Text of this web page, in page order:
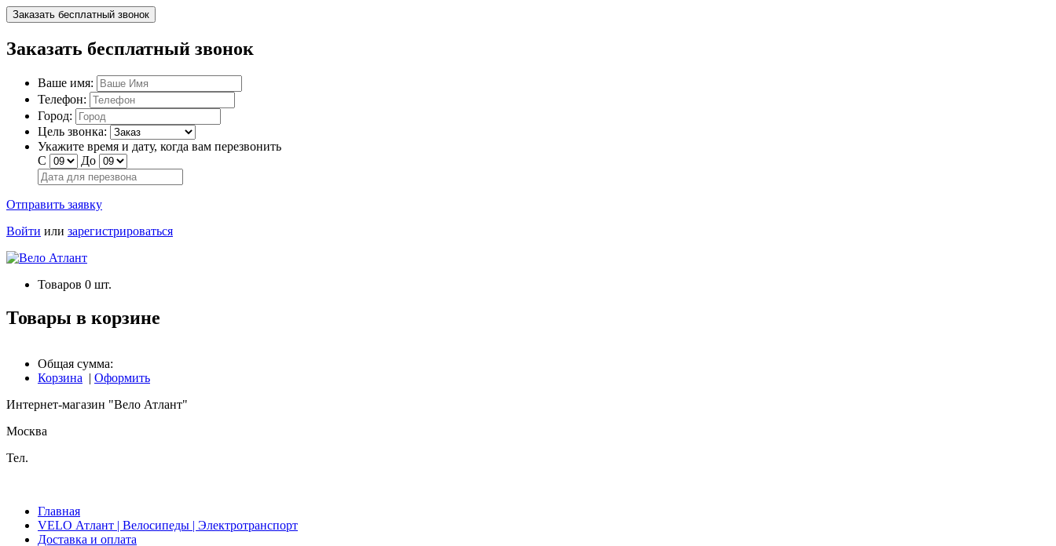
Заказать бесплатный звонок
Заказать бесплатный звонок
Ваше имя:
Телефон:
Город:
Цель звонка:
Укажите время и дату, когда вам перезвонить
С
До
Отправить заявку
Войти или зарегистрироваться
Товаров 0 шт.
Товары в корзине
Общая сумма:
Корзина | Оформить
Интернет-магазин "Вело Атлант"
Москва
Тел.
Главная
VELO Атлант | Велосипеды | Электротранспорт
Доставка и оплата